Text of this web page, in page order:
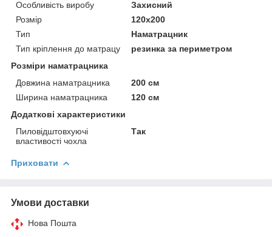
Особливість виробу
Захисний
Розмір
120x200
Тип
Наматрацник
Тип кріплення до матрацу
резинка за периметром
Розміри наматрацника
Довжина наматрацника
200 см
Ширина наматрацника
120 см
Додаткові характеристики
Пиловідштовхуючі
властивості чохла
Так
Приховати
Умови доставки
Нова Пошта